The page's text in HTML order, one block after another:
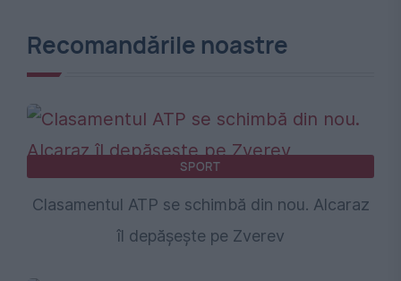
Recomandările noastre
SPORT
Clasamentul ATP se schimbă din nou. Alcaraz
îl depășește pe Zverev